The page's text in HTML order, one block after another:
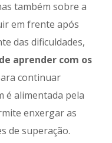
também sobre a
em frente após
das dificuldades,
aprender com os
continuar
é alimentada pela
enxergar as
de superação.